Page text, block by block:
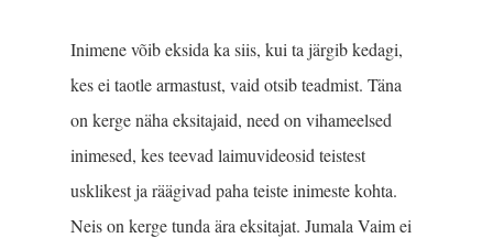
Inimene võib eksida ka siis, kui ta järgib kedagi,
kes ei taotle armastust, vaid otsib teadmist. Täna
on kerge näha eksitajaid, need on vihameelsed
inimesed, kes teevad laimuvideosid teistest
usklikest ja räägivad paha teiste inimeste kohta.
Neis on kerge tunda ära eksitajat. Jumala Vaim ei